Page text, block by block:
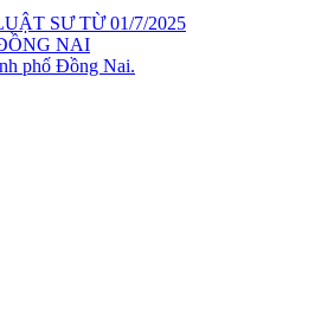
SƯ TỪ 01/7/2025
NAI
phố Đồng Nai.